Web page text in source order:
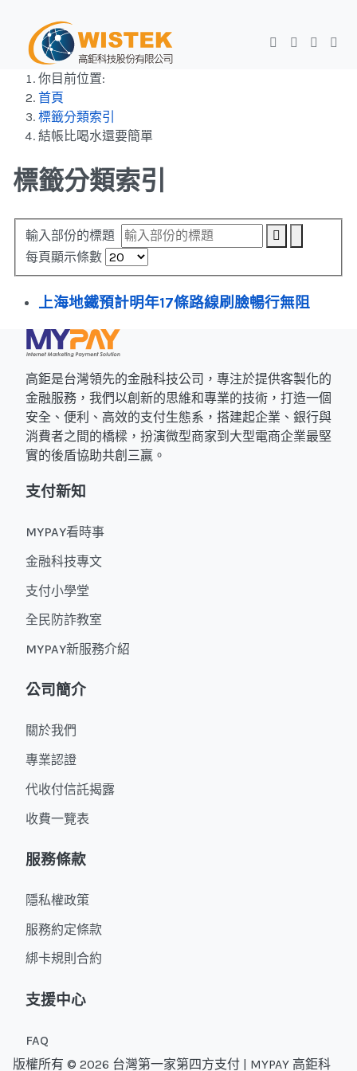
你目前位置:
首頁
標籤分類索引
結帳比喝水還要簡單
標籤分類索引
輸入部份的標題
每頁顯示條數
上海地鐵預計明年17條路線刷臉暢行無阻
高鉅是台灣領先的金融科技公司，專注於提供客製化的
金融服務，我們以創新的思維和專業的技術，打造一個
安全、便利、高效的支付生態系，搭建起企業、銀行與
消費者之間的橋樑，扮演微型商家到大型電商企業最堅
實的後盾協助共創三贏。
支付新知
MYPAY看時事
金融科技專文
支付小學堂
全民防詐教室
MYPAY新服務介紹
公司簡介
關於我們
專業認證
代收付信託揭露
收費一覽表
服務條款
隱私權政策
服務約定條款
綁卡規則合約
支援中心
FAQ
版權所有 © 2026 台灣第一家第四方支付 | MYPAY 高鉅科